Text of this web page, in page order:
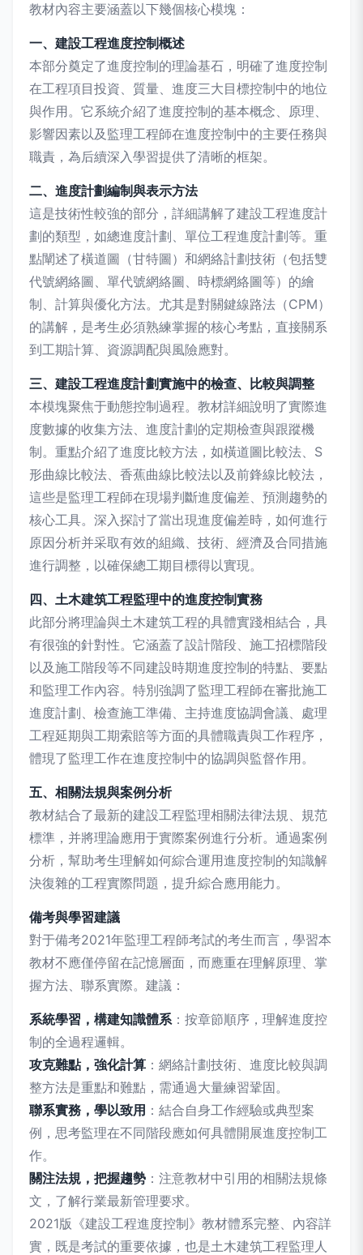
教材內容主要涵蓋以下幾個核心模塊：
一、建設工程進度控制概述
本部分奠定了進度控制的理論基石，明確了進度控制
在工程項目投資、質量、進度三大目標控制中的地位
與作用。它系統介紹了進度控制的基本概念、原理、
影響因素以及監理工程師在進度控制中的主要任務與
職責，為后續深入學習提供了清晰的框架。
二、進度計劃編制與表示方法
這是技術性較強的部分，詳細講解了建設工程進度計
劃的類型，如總進度計劃、單位工程進度計劃等。重
點闡述了橫道圖（甘特圖）和網絡計劃技術（包括雙
代號網絡圖、單代號網絡圖、時標網絡圖等）的繪
制、計算與優化方法。尤其是對關鍵線路法（CPM）
的講解，是考生必須熟練掌握的核心考點，直接關系
到工期計算、資源調配與風險應對。
三、建設工程進度計劃實施中的檢查、比較與調整
本模塊聚焦于動態控制過程。教材詳細說明了實際進
度數據的收集方法、進度計劃的定期檢查與跟蹤機
制。重點介紹了進度比較方法，如橫道圖比較法、S
形曲線比較法、香蕉曲線比較法以及前鋒線比較法，
這些是監理工程師在現場判斷進度偏差、預測趨勢的
核心工具。深入探討了當出現進度偏差時，如何進行
原因分析并采取有效的組織、技術、經濟及合同措施
進行調整，以確保總工期目標得以實現。
四、土木建筑工程監理中的進度控制實務
此部分將理論與土木建筑工程的具體實踐相結合，具
有很強的針對性。它涵蓋了設計階段、施工招標階段
以及施工階段等不同建設時期進度控制的特點、要點
和監理工作內容。特別強調了監理工程師在審批施工
進度計劃、檢查施工準備、主持進度協調會議、處理
工程延期與工期索賠等方面的具體職責與工作程序，
體現了監理工作在進度控制中的協調與監督作用。
五、相關法規與案例分析
教材結合了最新的建設工程監理相關法律法規、規范
標準，并將理論應用于實際案例進行分析。通過案例
分析，幫助考生理解如何綜合運用進度控制的知識解
決復雜的工程實際問題，提升綜合應用能力。
備考與學習建議
對于備考2021年監理工程師考試的考生而言，學習本
教材不應僅停留在記憶層面，而應重在理解原理、掌
握方法、聯系實際。建議：
系統學習，構建知識體系：按章節順序，理解進度控
制的全過程邏輯。
攻克難點，強化計算 ：網絡計劃技術、進度比較與調
整方法是重點和難點，需通過大量練習鞏固。
聯系實務，學以致用 ：結合自身工作經驗或典型案
例，思考監理在不同階段應如何具體開展進度控制工
作。
關注法規，把握趨勢 ：注意教材中引用的相關法規條
文，了解行業最新管理要求。
2021版《建設工程進度控制》教材體系完整、內容詳
實，既是考試的重要依據，也是土木建筑工程監理人